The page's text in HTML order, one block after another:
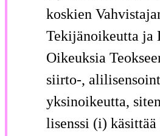
koskien
Tekijänoikeutta ja
Oikeuksia
siirto-,
yksinoikeutta,
lisenssi (i)